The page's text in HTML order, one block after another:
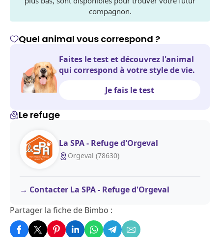
compagnon.
Quel animal vous correspond ?
Faites le test et découvrez l'animal
qui correspond à votre style de vie.
Je fais le test
Le refuge
La SPA - Refuge d'Orgeval
Orgeval (78630)
Contacter La SPA - Refuge d'Orgeval
Partager la fiche de Bimbo :